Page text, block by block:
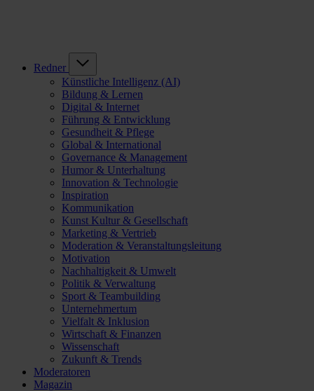
Redner
Künstliche Intelligenz (AI)
Bildung & Lernen
Digital & Internet
Führung & Entwicklung
Gesundheit & Pflege
Global & International
Governance & Management
Humor & Unterhaltung
Innovation & Technologie
Inspiration
Kommunikation
Kunst Kultur & Gesellschaft
Marketing & Vertrieb
Moderation & Veranstaltungsleitung
Motivation
Nachhaltigkeit & Umwelt
Politik & Verwaltung
Sport & Teambuilding
Unternehmertum
Vielfalt & Inklusion
Wirtschaft & Finanzen
Wissenschaft
Zukunft & Trends
Moderatoren
Magazin